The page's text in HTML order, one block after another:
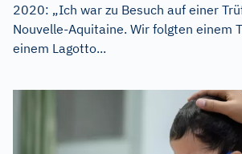
2020: „Ich war zu Besuch auf einer
Nouvelle-Aquitaine. Wir folgten einem
einem Lagotto...